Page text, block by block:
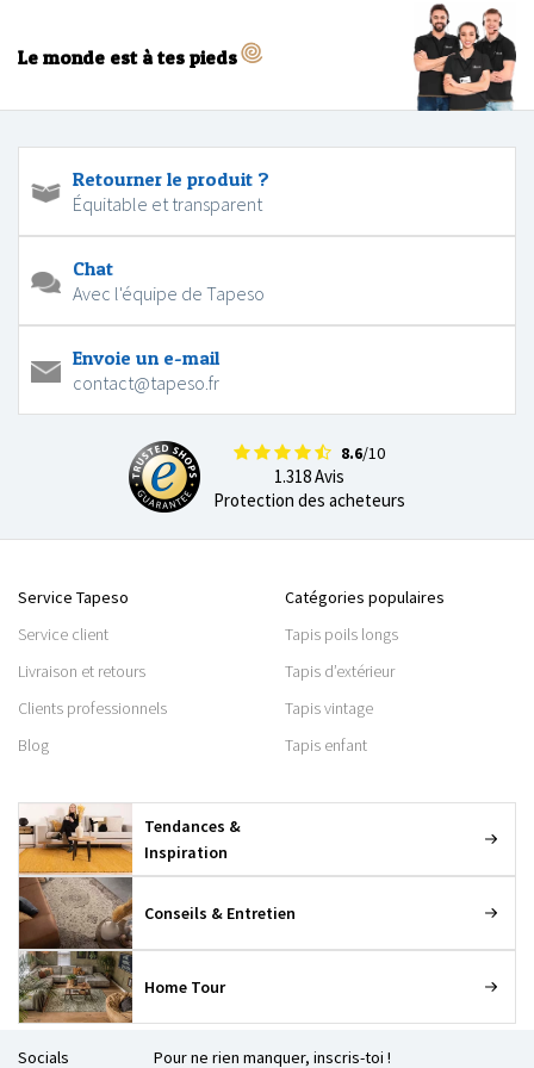
Le monde est à tes pieds
Retourner le produit ?
Équitable et transparent
Chat
Avec l'équipe de Tapeso
Envoie un e-mail
contact@tapeso.fr
8.6/10
1.318 Avis
Protection des acheteurs
Service Tapeso
Service client
Livraison et retours
Clients professionnels
Blog
Catégories populaires
Tapis poils longs
Tapis d’extérieur
Tapis vintage
Tapis enfant
Tendances &
Inspiration
Conseils & Entretien
Home Tour
Socials Pour ne rien manquer, inscris-toi !